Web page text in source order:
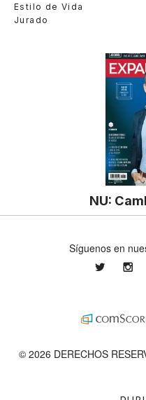
Estilo de Vida
Jurado
NU:
Síguenos en
© 2026 DERECHOS